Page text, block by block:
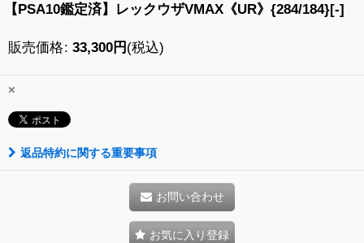
【PSA10鑑定済】レックウザVMAX《UR》{284/184}[-]
販売価格: 33,300円 (税込)
×
返品特約に関する重要事項
お問い合わせ
お気に入り登録